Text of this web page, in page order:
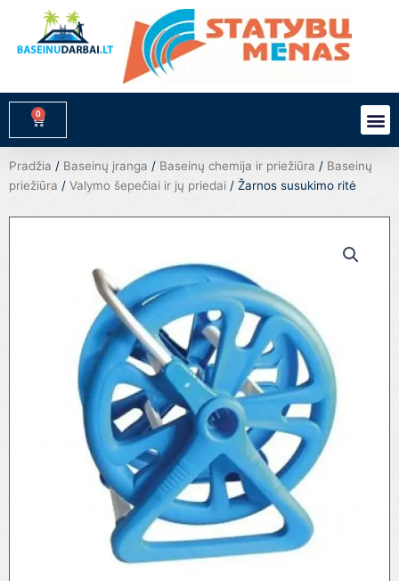
turinio
0
Cart
Pradžia / Baseinų įranga / Baseinų chemija ir priežiūra / Baseinų
priežiūra / Valymo šepečiai ir jų priedai / Žarnos susukimo ritė